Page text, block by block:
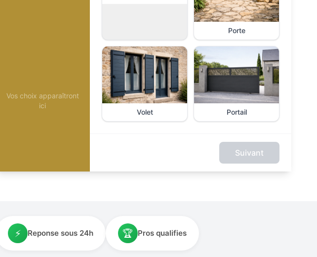
Vos choix apparaîtront
ici
Porte
Volet Portail
Suivant
⚡ Reponse sous 24h 🏆 Pros qualifies